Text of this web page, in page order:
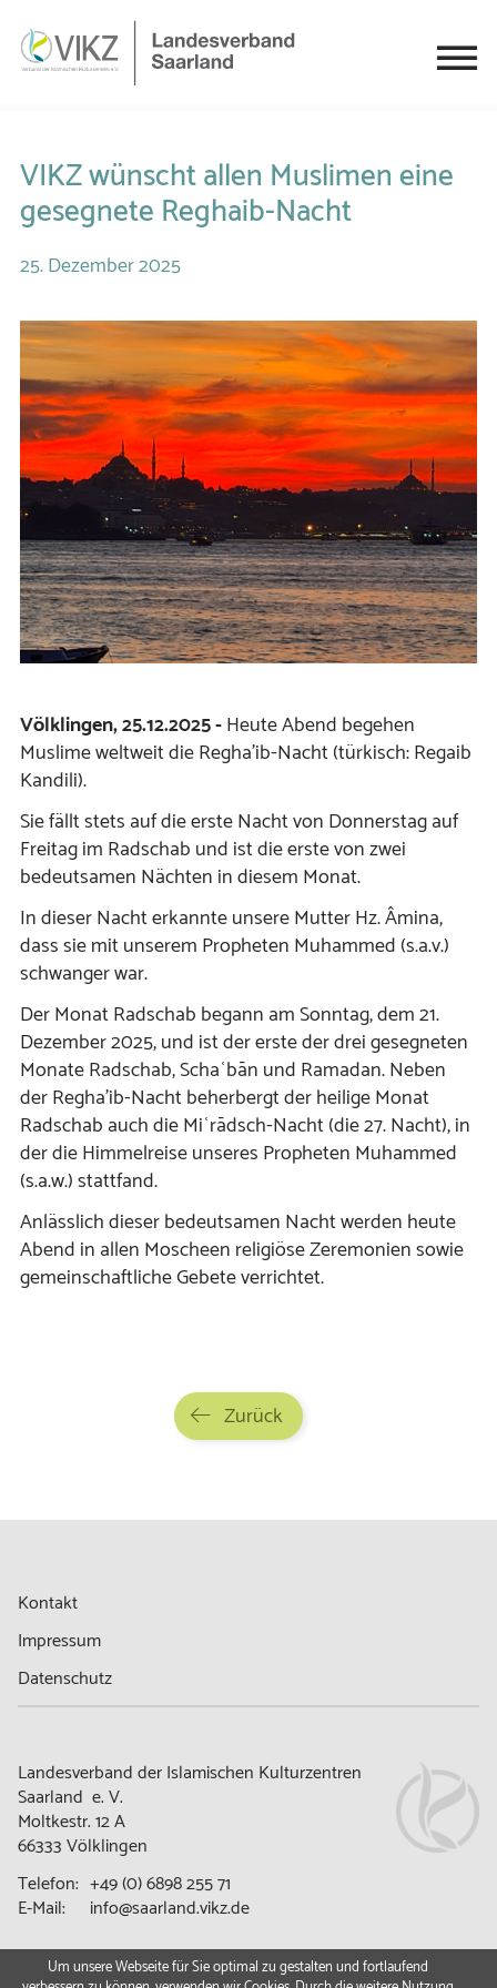
VIKZ wünscht allen Muslimen eine
gesegnete Reghaib-Nacht
25.Dezember2025
Völklingen, 25.12.2025 -Heute Abend begehen
Muslime weltweit die Regha’ib-Nacht (türkisch: Regaib
Kandili).
Sie fällt stets auf die erste Nacht von Donnerstag auf
Freitag im Radschab und ist die erste von zwei
bedeutsamen Nächten in diesem Monat.
In dieser Nacht erkannte unsere Mutter Hz. Âmina,
dass sie mit unserem Propheten Muhammed (s.a.v.)
schwanger war.
Der Monat Radschab begann am Sonntag, dem 21.
Dezember 2025, und ist der erste der drei gesegneten
Monate Radschab, Schaʿbān und Ramadan. Neben
der Regha’ib-Nacht beherbergt der heilige Monat
Radschab auch die Miʿrādsch-Nacht (die 27. Nacht), in
der die Himmelreise unseres Propheten Muhammed
(s.a.w.) stattfand.
Anlässlich dieser bedeutsamen Nacht werden heute
Abend in allen Moscheen religiöse Zeremonien sowie
gemeinschaftliche Gebete verrichtet.
Zurück
Kontakt
Impressum
Datenschutz
Landesverband der Islamischen Kulturzentren
Saarland e. V.
Moltkestr. 12 A
66333 Völklingen
Telefon: +49 (0) 6898 255 71
E-Mail:
info@saarland.vikz.de
Um unsere Webseite für Sie optimal zu gestalten und fortlaufend